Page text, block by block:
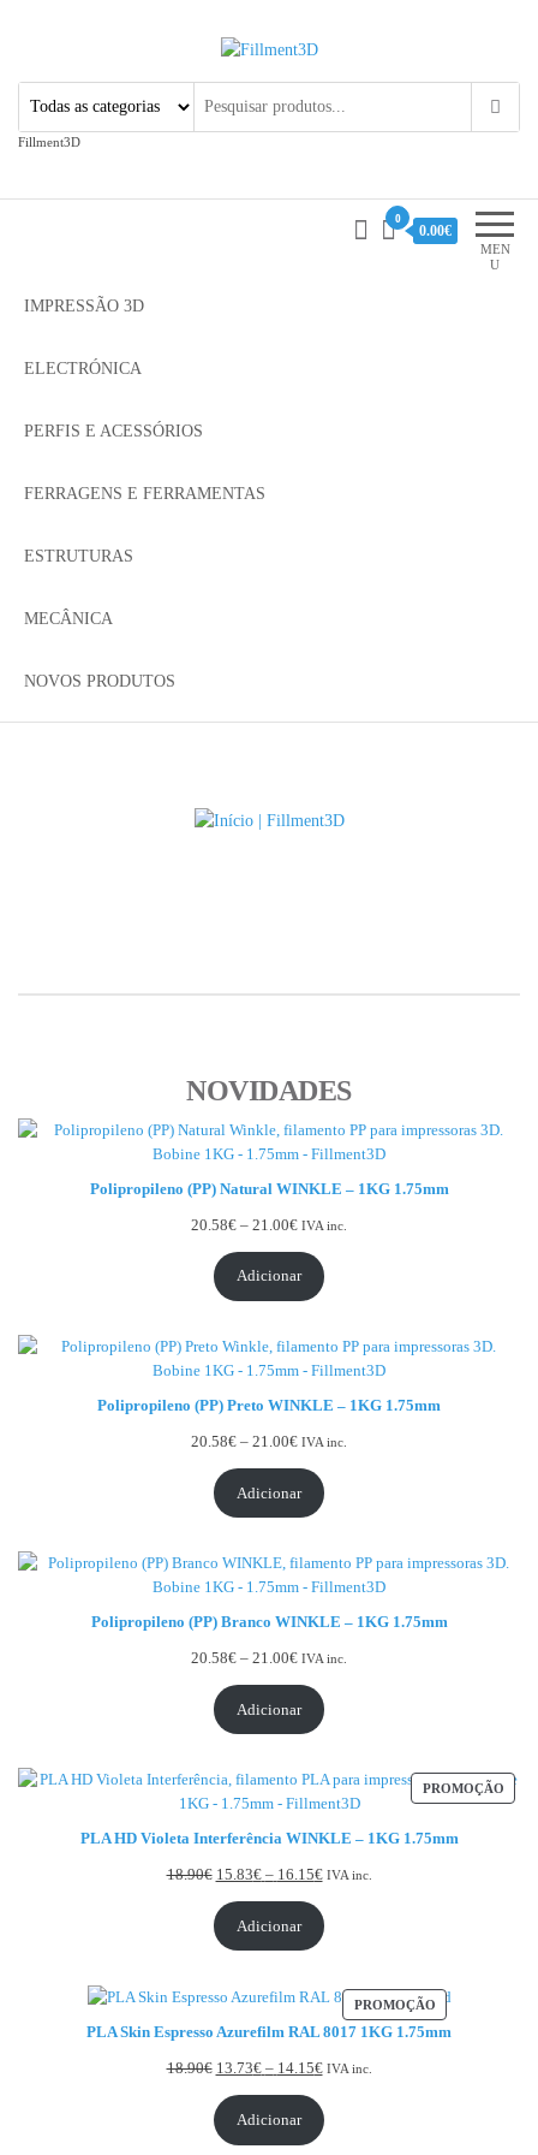
Fillment3D
Fillment3D
MEN
U
0
0.00€
IMPRESSÃO 3D
ELECTRÓNICA
PERFIS E ACESSÓRIOS
FERRAGENS E FERRAMENTAS
ESTRUTURAS
MECÂNICA
NOVOS PRODUTOS
NOVIDADES
Polipropileno (PP) Natural WINKLE – 1KG 1.75mm
20.58€ – 21.00€Price range: 20.58€ through 21.00€
IVA inc.
Adicionar
Polipropileno (PP) Preto WINKLE – 1KG 1.75mm
20.58€ – 21.00€Price range: 20.58€ through 21.00€
IVA inc.
Adicionar
Polipropileno (PP) Branco WINKLE – 1KG 1.75mm
20.58€ – 21.00€Price range: 20.58€ through 21.00€
IVA inc.
Adicionar
PROMOÇÃO
PLA HD Violeta Interferência WINKLE – 1KG 1.75mm
18.90€ 15.83€ – 16.15€Price range: 15.83€ through
IVA inc.
Adicionar
PROMOÇÃOPRODUTO EM
PLA Skin Espresso Azurefilm RAL 8017 1KG 1.75mm
18.90€ 13.73€ – 14.15€Price range: 13.73€ through
IVA inc.
Adicionar